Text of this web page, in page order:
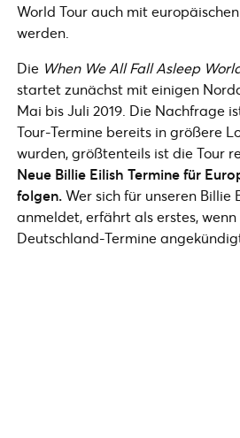
World Tour auch mit
werden.
Die When We All Fall Asleep
startet zunächst mit einigen
Mai bis Juli 2019. Die Nachfrage
Tour-Termine bereits in größere
wurden, größtenteils ist die Tour
Neue Billie Eilish Termine für
folgen.Wer sich für unseren Billie
anmeldet, erfährt als erstes, wenn
Deutschland-Termine